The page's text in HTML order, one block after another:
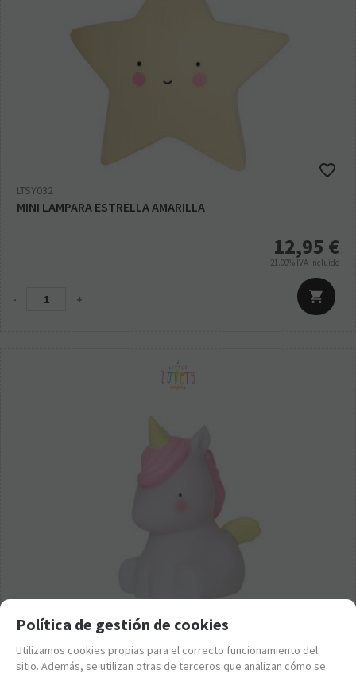
LTSY032
MINI LAMPARA ESTRELLA AMARILLA
12,95 €
21.00% IVA incluido
- +
MINI LAMPARA UNICORNIO
Política de gestión de cookies
Utilizamos cookies propias para el correcto funcionamiento del
sitio. Además, se utilizan otras de terceros que analizan cómo se